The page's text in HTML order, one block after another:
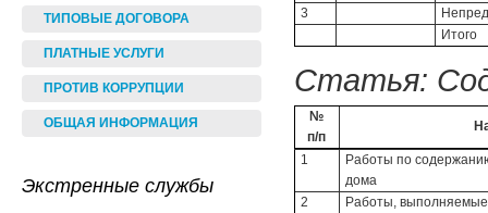
ТИПОВЫЕ ДОГОВОРА
ПЛАТНЫЕ УСЛУГИ
ПРОТИВ КОРРУПЦИИ
ОБЩАЯ ИНФОРМАЦИЯ
Экстренные службы
3
Итого
Статья:
№
п/п
1
Работы по
дома
2
Работы, выполняемые